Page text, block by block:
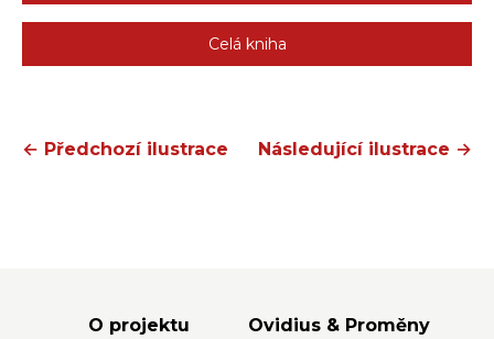
Celá kniha
← Předchozí ilustrace Následující ilustrace →
O projektu Ovidius & Proměny